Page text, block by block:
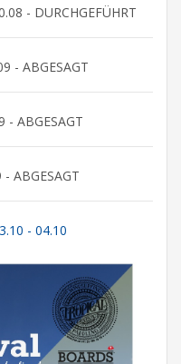
- DURCHGEFÜHRT
- ABGESAGT
ABGESAGT
ABGESAGT
- 04.10